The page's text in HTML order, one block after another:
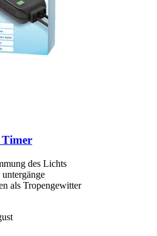
des Lichts
als Tropengewitter